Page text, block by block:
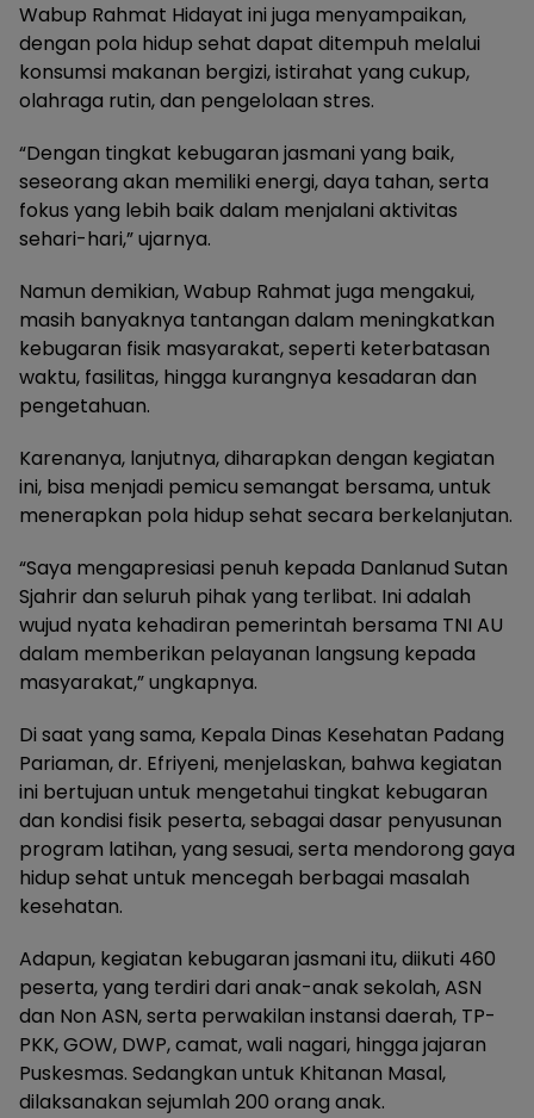
Wabup Rahmat Hidayat ini juga menyampaikan,
dengan pola hidup sehat dapat ditempuh melalui
konsumsi makanan bergizi, istirahat yang cukup,
olahraga rutin, dan pengelolaan stres.
“Dengan tingkat kebugaran jasmani yang baik,
seseorang akan memiliki energi, daya tahan, serta
fokus yang lebih baik dalam menjalani aktivitas
sehari-hari,” ujarnya.
Namun demikian, Wabup Rahmat juga mengakui,
masih banyaknya tantangan dalam meningkatkan
kebugaran fisik masyarakat, seperti keterbatasan
waktu, fasilitas, hingga kurangnya kesadaran dan
pengetahuan.
Karenanya, lanjutnya, diharapkan dengan kegiatan
ini, bisa menjadi pemicu semangat bersama, untuk
menerapkan pola hidup sehat secara berkelanjutan.
“Saya mengapresiasi penuh kepada Danlanud Sutan
Sjahrir dan seluruh pihak yang terlibat. Ini adalah
wujud nyata kehadiran pemerintah bersama TNI AU
dalam memberikan pelayanan langsung kepada
masyarakat,” ungkapnya.
Di saat yang sama, Kepala Dinas Kesehatan Padang
Pariaman, dr. Efriyeni, menjelaskan, bahwa kegiatan
ini bertujuan untuk mengetahui tingkat kebugaran
dan kondisi fisik peserta, sebagai dasar penyusunan
program latihan, yang sesuai, serta mendorong gaya
hidup sehat untuk mencegah berbagai masalah
kesehatan.
Adapun, kegiatan kebugaran jasmani itu, diikuti 460
peserta, yang terdiri dari anak-anak sekolah, ASN
dan Non ASN, serta perwakilan instansi daerah, TP-
PKK, GOW, DWP, camat, wali nagari, hingga jajaran
Puskesmas. Sedangkan untuk Khitanan Masal,
dilaksanakan sejumlah 200 orang anak.